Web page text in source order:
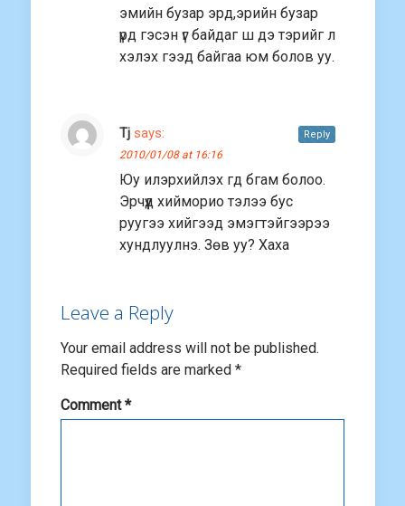
эмийн бузар эрд,эрийн бузар
үрд гэсэн үг байдаг ш дэ тэрийг л
хэлэх гээд байгаа юм болов уу.
Tj says:
2010/01/08 at 16:16
Юу илэрхийлэх гд бгам болоо.
Эрчүүд хийморио тэлээ бус
руугээ хийгээд эмэгтэйгээрээ
хундлуулнэ. Зөв уу? Хаха
Reply
Leave a Reply
Your email address will not be published.
Required fields are marked *
Comment*